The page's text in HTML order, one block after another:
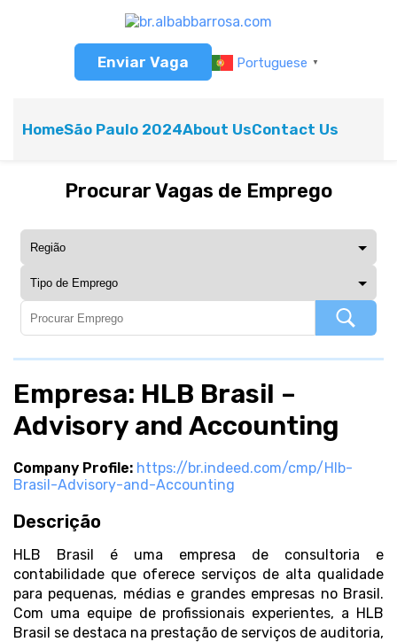
Enviar Vaga Portuguese ▼
HomeSão Paulo 2024About UsContact Us
Procurar Vagas de Emprego
Empresa: HLB Brasil –
Advisory and Accounting
Company Profile: https://br.indeed.com/cmp/Hlb-
Brasil-Advisory-and-Accounting
Descrição
HLB Brasil é uma empresa de consultoria e
contabilidade que oferece serviços de alta qualidade
para pequenas, médias e grandes empresas no Brasil.
Com uma equipe de profissionais experientes, a HLB
Brasil se destaca na prestação de serviços de auditoria,